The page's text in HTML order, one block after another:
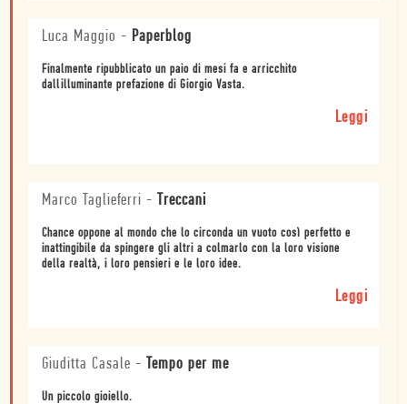
Luca Maggio - Paperblog
Finalmente ripubblicato un paio di mesi fa e arricchito
dallilluminante prefazione di Giorgio Vasta.
Leggi
Marco Taglieferri - Treccani
Chance oppone al mondo che lo circonda un vuoto così perfetto e
inattingibile da spingere gli altri a colmarlo con la loro visione
della realtà, i loro pensieri e le loro idee.
Leggi
Giuditta Casale - Tempo per me
Un piccolo gioiello.